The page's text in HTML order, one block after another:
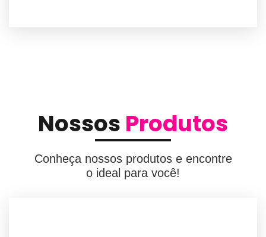
Nossos Produtos
Conheça nossos produtos e encontre
o ideal para você!